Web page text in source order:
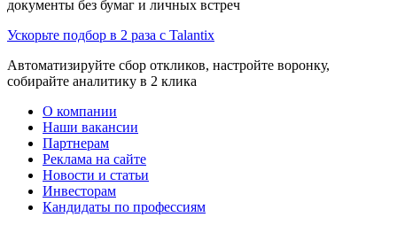
документы без бумаг и личных встреч
Ускорьте подбор в 2 раза с Talantix
Автоматизируйте сбор откликов, настройте воронку,
собирайте аналитику в 2 клика
О компании
Наши вакансии
Партнерам
Реклама на сайте
Новости и статьи
Инвесторам
Кандидаты по профессиям